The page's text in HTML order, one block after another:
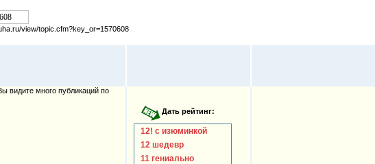
view/topic.cfm?key_or=1570608
видите много публикаций по
12! с изюминкой
12 шедевр
11 гениально